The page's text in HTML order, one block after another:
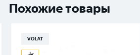
Похожие товары
VOLAT